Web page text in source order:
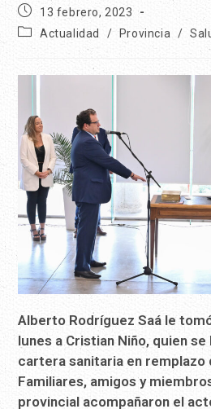
13 febrero, 2023
Actualidad
/ Provincia /
Alberto Rodríguez Saá le
lunes a Cristian Niño, quien
cartera sanitaria en remplazo
Familiares, amigos y
provincial acompañaron el